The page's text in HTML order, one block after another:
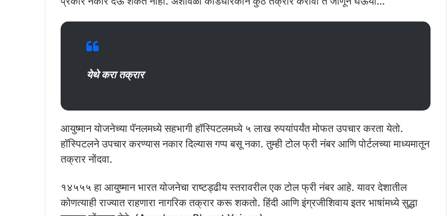
येथे करा तक्रार
आयुष्‍मान योजनेच्या पॅनलमध्ये सहभागी हॉस्पिटलमध्ये ५ लाख रुपयांपर्यंत मोफत उपचार करता येतो.
हॉस्पिटलने उपचार करण्यास नकार दिल्यास गप्प बसू नका. तुम्ही टोल फ्री नंबर आणि पोर्टलच्या माध्यमातून
तक्रार नोंदवा.
१४५५५ हा आयुष्‍मान भारत योजनेचा राष्‍टड्ढीय स्‍तरावरील एक टोल फ्री नंबर आहे. यावर देशातील
कोणत्याही राज्यात राहणारा नागरिक तक्रार करू शकतो. हिंदी आणि इंग्रजीशिवाय इतर भाषांमध्ये सुद्धा